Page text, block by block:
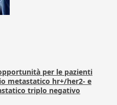
per le pazienti
metastatico hr+/her2- e
triplo negativo